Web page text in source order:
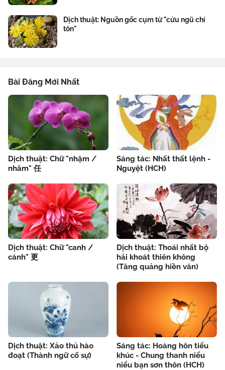
Dịch thuật: Nguồn gốc cụm từ "cửu ngũ chí
tôn"
Bài Đăng Mới Nhất
Dịch thuật: Chữ "nhậm /
nhâm" 任
Sáng tác: Nhất thất lệnh -
Nguyệt (HCH)
Dịch thuật: Chữ "canh /
cánh" 更
Dịch thuật: Thoái nhất bộ
hải khoát thiên không
(Tăng quảng hiền văn)
Dịch thuật: Xảo thủ hào
đoạt (Thành ngữ cố sự)
Sáng tác: Hoàng hôn tiểu
khúc - Chung thanh niểu
niểu bạn sơn thôn (HCH)